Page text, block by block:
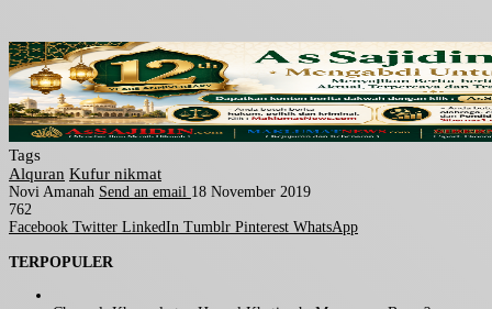
Tags
Alquran Kufur nikmat
Novi Amanah Send an email 18 November 2019
762
Facebook Twitter LinkedIn Tumblr Pinterest WhatsApp
TERPOPULER